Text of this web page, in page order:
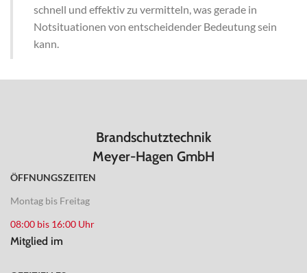
schnell und effektiv zu vermitteln, was gerade in
Notsituationen von entscheidender Bedeutung sein
kann.
Brandschutztechnik
Meyer-Hagen GmbH
ÖFFNUNGSZEITEN
Montag bis Freitag
08:00 bis 16:00 Uhr
Mitglied im